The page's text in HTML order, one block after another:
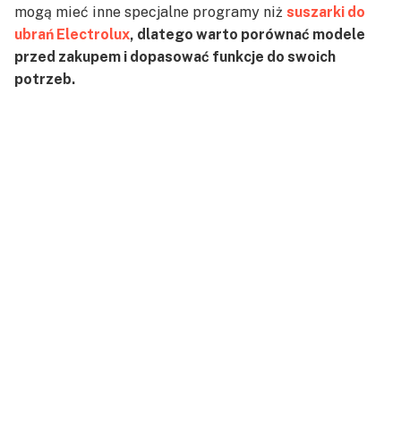
mogą mieć inne specjalne programy niż suszarki do
ubrań Electrolux, dlatego warto porównać modele
przed zakupem i dopasować funkcje do swoich
potrzeb.